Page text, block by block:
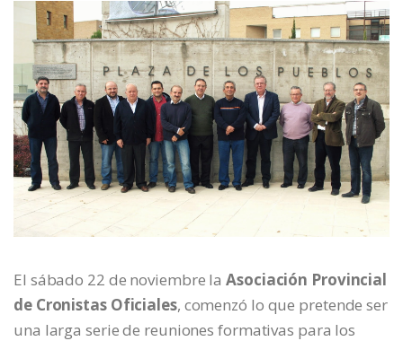
El sábado 22 de noviembre laAsociación Provincial
de Cronistas Oficiales, comenzó lo que pretende ser
una larga serie de reuniones formativas para los